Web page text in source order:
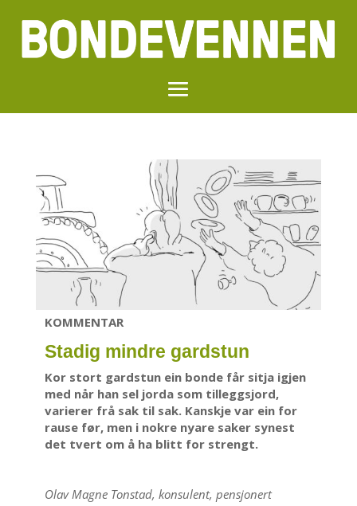
KOMMENTAR
Stadig mindre gardstun
Kor stort gardstun ein bonde får sitja igjen
med når han sel jorda som tilleggsjord,
varierer frå sak til sak. Kanskje var ein for
rause før, men i nokre nyare saker synest
det tvert om å ha blitt for strengt.
Olav Magne Tonstad, konsulent, pensjonert